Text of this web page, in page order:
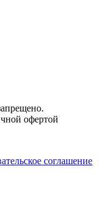
офертой
соглашение